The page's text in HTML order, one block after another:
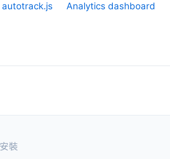
autotrack.js Analytics dashboard
裝